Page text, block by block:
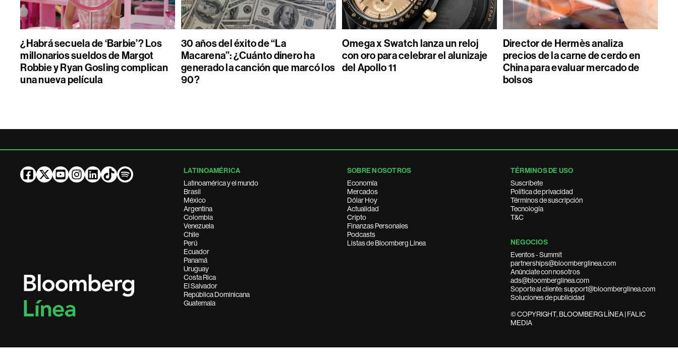
¿Habrá secuela de ‘Barbie’? Los
millonarios sueldos de Margot
Robbie y Ryan Gosling complican
una nueva película
30 años del éxito de “La
Macarena”: ¿Cuánto dinero ha
generado la canción que marcó los
90?
Omega x Swatch lanza un reloj
con oro para celebrar el alunizaje
del Apollo 11
Director de Hermès analiza
precios de la carne de cerdo en
China para evaluar mercado de
bolsos
LATINOAMÉRICA
Latinoamérica y el mundo
Brasil
México
Argentina
Colombia
Venezuela
Chile
Perú
Ecuador
Panamá
Uruguay
Costa Rica
El Salvador
República Dominicana
Guatemala
SOBRE NOSOTROS
Economía
Mercados
Dólar Hoy
Actualidad
Cripto
Finanzas Personales
Podcasts
Listas de Bloomberg Línea
TÉRMINOS DE USO
Suscríbete
Política de privacidad
Términos de suscripción
Tecnología
T&C
NEGOCIOS
Eventos - Summit
partnerships@bloomberglinea.com
Anúnciate con nosotros
ads@bloomberglinea.com
Soporte al cliente: support@bloomberglinea.com
Soluciones de publicidad
© COPYRIGHT, BLOOMBERG LÍNEA | FALIC
MEDIA